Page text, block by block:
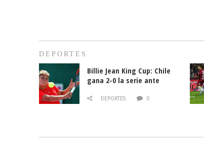
DEPORTES
Billie Jean King Cup: Chile
gana 2-0 la serie ante
DEPORTES 0